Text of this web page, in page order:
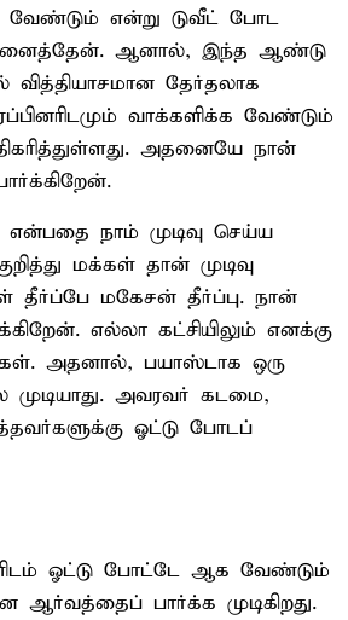
வேண்டும் என்று டுவீட் போட
ஆனால், இந்த ஆண்டு
வித்தியாசமான தேர்தலாக
வாக்களிக்க வேண்டும்
அதனையே நான்
நாம் முடிவு செய்ய
மக்கள் தான் முடிவு
தீர்ப்பே மகேசன் தீர்ப்பு. நான்
எல்லா கட்சியிலும் எனக்கு
அதனால், பயாஸ்டாக ஒரு
அவரவர் கடமை,
ஓட்டு போடப்
ஓட்டு போட்டே ஆக வேண்டும்
ஆர்வத்தைப் பார்க்க முடிகிறது.